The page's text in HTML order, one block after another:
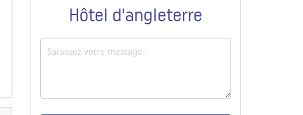
Hôtel d'angleterre